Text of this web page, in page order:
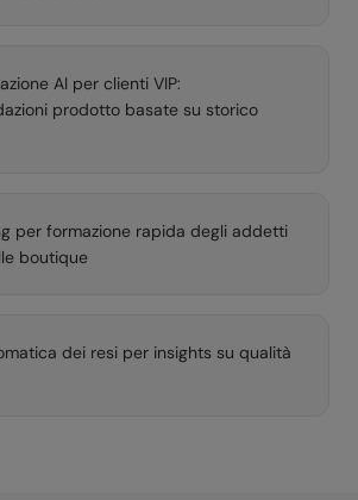
AI per clienti VIP:
prodotto basate su storico
per formazione rapida degli addetti
boutique
dei resi per insights su qualità